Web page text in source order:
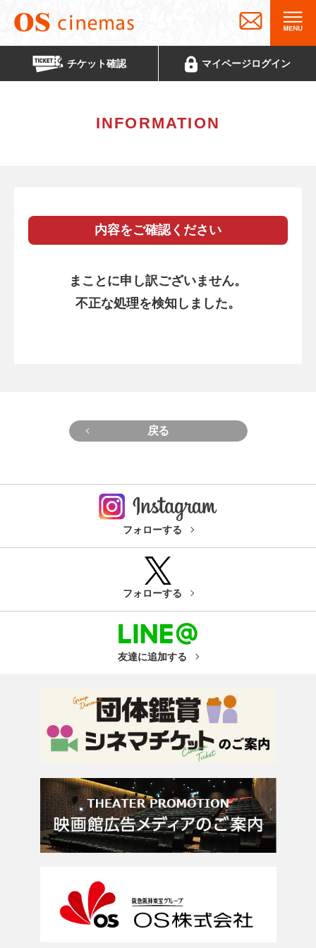
チケット確認 マイページログイン
INFORMATION
内容をご確認ください
まことに申し訳ございません。
不正な処理を検知しました。
戻る
フォローする
フォローする
友達に追加する